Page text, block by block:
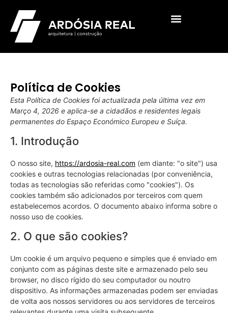
Política de Cookies
Esta Política de Cookies foi actualizada pela última vez em
Março 4, 2026 e aplica-se a cidadãos e residentes legais
permanentes do Espaço Económico Europeu e Suíça.
1. Introdução
O nosso site, https://ardosia-real.com (em diante: "o site") usa
cookies e outras tecnologias relacionadas (por conveniência,
todas as tecnologias são referidas como "cookies"). Os
cookies também são adicionados por terceiros com quem
estabelecemos acordos. O documento abaixo informa sobre o
nosso uso de cookies.
2. O que são cookies?
Um cookie é um arquivo pequeno e simples que é enviado em
conjunto com as páginas deste site e armazenado pelo seu
browser, no disco rígido do seu computador ou noutro
dispositivo. As informações armazenadas podem ser enviadas
de volta aos nossos servidores ou aos servidores de terceiros